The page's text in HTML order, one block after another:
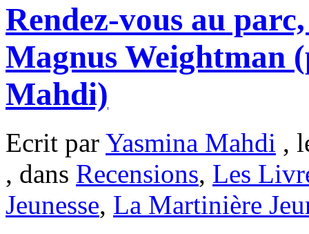
Rendez-vous au
Magnus Weightman
Mahdi)
Ecrit par Yasmina Mahdi ,
, dans Recensions, Les
Jeunesse, La Martinière